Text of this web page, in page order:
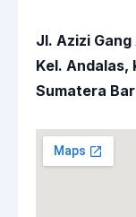
Jl. Azizi Gang
Kel. Andalas,
Sumatera